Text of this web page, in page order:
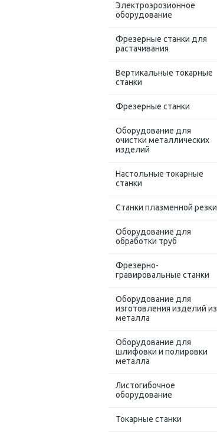
Электроэрозионное
оборудование
Фрезерные станки для
растачивания
Вертикальные токарные
станки
Фрезерные станки
Оборудование для
очистки металлических
изделий
Настольные токарные
станки
Станки плазменной резки
Оборудование для
обработки труб
Фрезерно-
гравировальные станки
Оборудование для
изготовления изделий из
металла
Оборудование для
шлифовки и полировки
металла
Листогибочное
оборудование
Токарные станки